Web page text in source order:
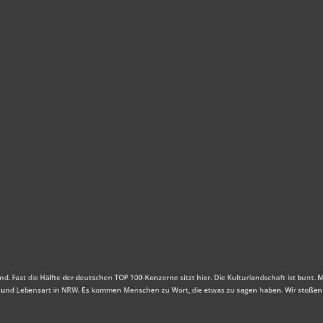
Fast die Hälfte der deutschen TOP 100-Konzerne sitzt hier. Die Kulturlandschaft ist
Lebensart in NRW. Es kommen Menschen zu Wort, die etwas zu sagen haben. Wir